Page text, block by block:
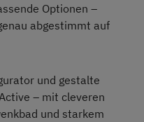
Optionen –
abgestimmt auf
und gestalte
– mit cleveren
und starkem